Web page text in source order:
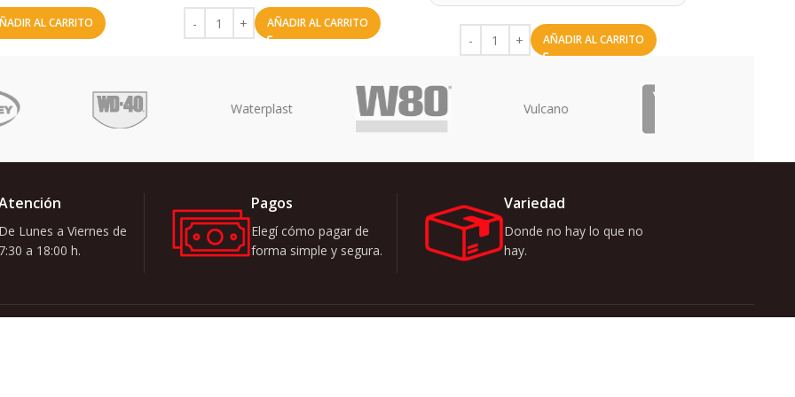
AL CARRITO AÑADIR AL CARRITO
AÑADIR AL CARRITO
Uriarte
De Lunes a Viernes de
7:30 a 18:00 h.
Pagos
Elegí cómo pagar de
forma simple y segura.
Variedad
Donde no hay lo que no
hay.